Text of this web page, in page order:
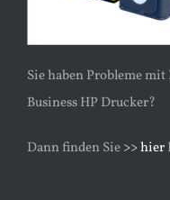
Sie haben Probleme
Business HP Drucker?
Dann finden Sie>> hier